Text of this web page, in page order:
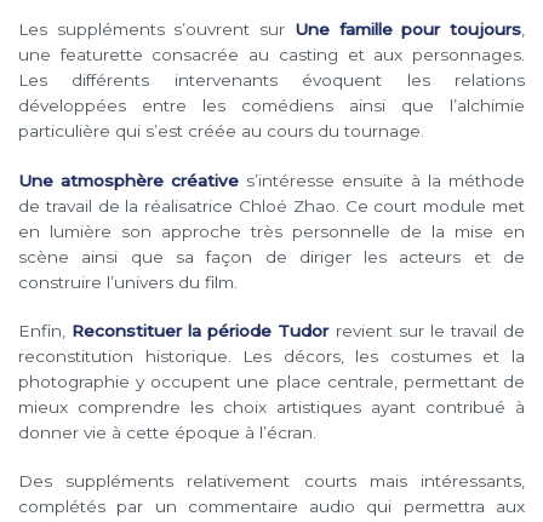
Les suppléments s’ouvrent sur Une famille pour toujours,
une featurette consacrée au casting et aux personnages.
Les différents intervenants évoquent les relations
développées entre les comédiens ainsi que l’alchimie
particulière qui s’est créée au cours du tournage.
Une atmosphère créative s’intéresse ensuite à la méthode
de travail de la réalisatrice Chloé Zhao. Ce court module met
en lumière son approche très personnelle de la mise en
scène ainsi que sa façon de diriger les acteurs et de
construire l’univers du film.
Enfin, Reconstituer la période Tudorrevient sur le travail de
reconstitution historique. Les décors, les costumes et la
photographie y occupent une place centrale, permettant de
mieux comprendre les choix artistiques ayant contribué à
donner vie à cette époque à l’écran.
Des suppléments relativement courts mais intéressants,
complétés par un commentaire audio qui permettra aux